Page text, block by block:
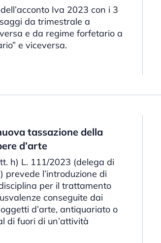
Iva 2023 con i 3
da trimestrale a
e da regime forfetario a
e viceversa.
tassazione della
d’arte
h) L. 111/2023 (delega di
prevede l’introduzione di
per il trattamento
conseguite dai
d’arte, antiquariato o
di fuori di un’attività